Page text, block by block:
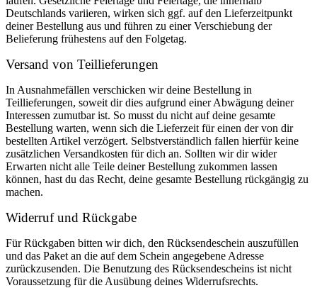
Deutschlands variieren, wirken sich ggf. auf den Lieferzeitpunkt
deiner Bestellung aus und führen zu einer Verschiebung der
Belieferung frühestens auf den Folgetag.
Versand von Teillieferungen
In Ausnahmefällen verschicken wir deine Bestellung in
Teillieferungen, soweit dir dies aufgrund einer Abwägung deiner
Interessen zumutbar ist. So musst du nicht auf deine gesamte
Bestellung warten, wenn sich die Lieferzeit für einen der von dir
bestellten Artikel verzögert. Selbstverständlich fallen hierfür keine
zusätzlichen Versandkosten für dich an. Sollten wir dir wider
Erwarten nicht alle Teile deiner Bestellung zukommen lassen
können, hast du das Recht, deine gesamte Bestellung rückgängig zu
machen.
Widerruf und Rückgabe
Für Rückgaben bitten wir dich, den Rücksendeschein auszufüllen
und das Paket an die auf dem Schein angegebene Adresse
zurückzusenden. Die Benutzung des Rücksendescheins ist nicht
Voraussetzung für die Ausübung deines Widerrufsrechts.